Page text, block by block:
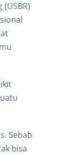
Sebab
bisa